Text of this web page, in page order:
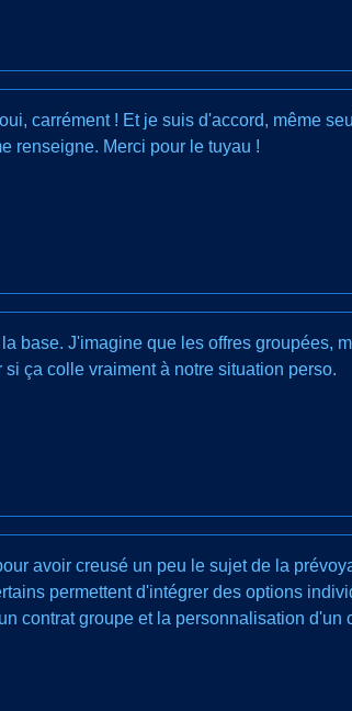
carrément ! Et je suis d'accord, même
renseigne. Merci pour le tuyau !
base. J'imagine que les offres groupées,
ça colle vraiment à notre situation perso.
avoir creusé un peu le sujet de la
permettent d'intégrer des options
contrat groupe et la personnalisation